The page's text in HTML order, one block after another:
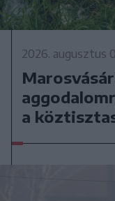
2026. augusztus
a